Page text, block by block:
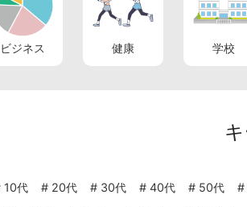
ビジネス 健康 学校
10代 # 20代 # 30代 # 40代 # 50代 #